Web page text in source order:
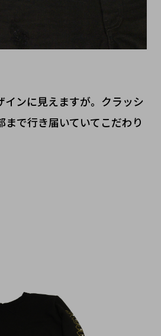
インに見えますが。クラッシ
まで行き届いていてこだわり